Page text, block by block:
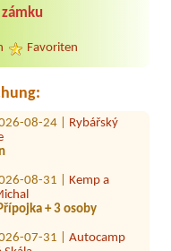
Favoriten
08-06 |Autokemp U
08-24 |
08-31 |
+ 3 osoby
07-31 |Autocamp